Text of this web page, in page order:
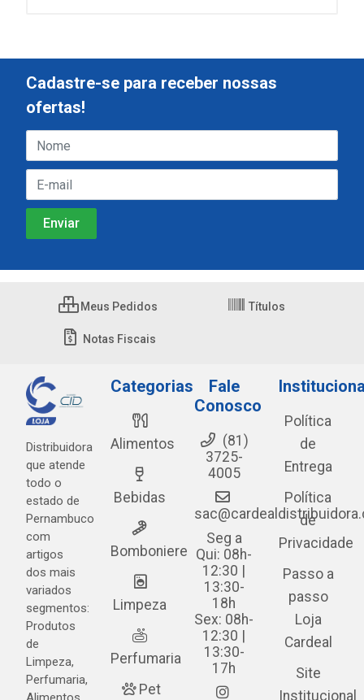
Cadastre-se para receber nossas
ofertas!
Meus Pedidos Títulos
Notas Fiscais
Distribuidora
que atende
todo o
estado de
Pernambuco
com
artigos
dos mais
variados
segmentos:
Produtos
de
Limpeza,
Perfumaria,
Categorias
Alimentos
Bebidas
Bomboniere
Limpeza
Perfumaria
Pet
Fale
Conosco
(81)
3725-
4005
Seg a
Qui: 08h-
12:30 |
13:30-
18h
Sex: 08h-
12:30 |
13:30-
17h
Política
de
Entrega
Política
de
Privacidade
Passo a
passo
Loja
Cardeal
Site
Institucional